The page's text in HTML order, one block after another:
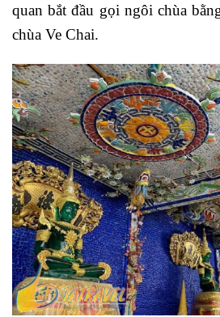
quan bắt đầu gọi ngôi chùa
chùa Ve Chai.